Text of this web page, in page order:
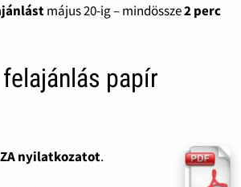
május 20-ig – mindössze2 perc
papír
nyilatkozatot.